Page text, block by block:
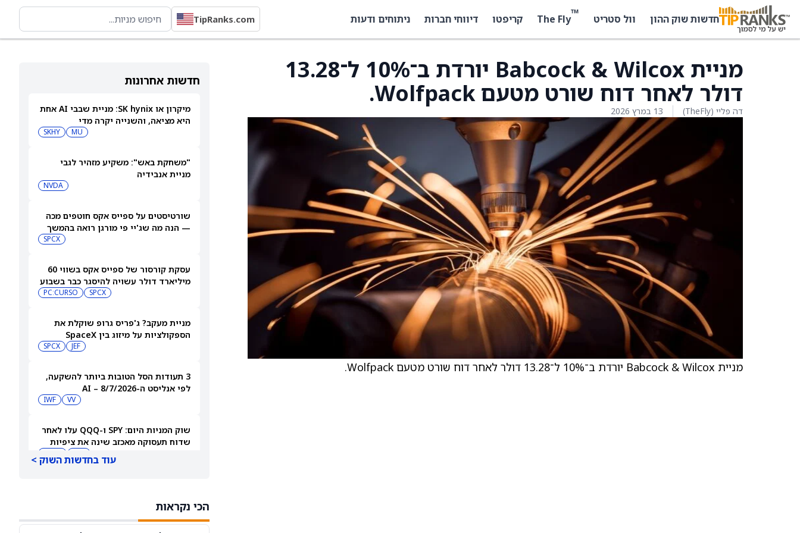
חדשות שוק ההון וול סטריט ™
The Fly קריפטו דיווחי חברות ניתוחים ודעות TipRanks.com
חדשות אחרונות
מיקרון או SK hynix: מניית שבבי AI אחת
היא מציאה, והשנייה יקרה מדי
MU
SKHY
"משחקת באש": משקיע מזהיר לגבי
מניית אנבידיה
NVDA
שורטיסטים על ספייס אקס חוטפים מכה
— הנה מה שג'יי פי מורגן רואה בהמשך
SPCX
עסקת קורסור של ספייס אקס בשווי 60
מיליארד דולר עשויה להיסגר כבר בשבוע
SPCX
PC:CURSO
מניית מעקב? ג'פריס גרופ שוקלת את
הספקולציות על מיזוג בין SpaceX
JEF
SPCX
3 תעודות הסל הטובות ביותר להשקעה,
לפי אנליסט ה-AI – 8/7/2026
VV
IWF
שוק המניות היום: SPY ו-QQQ עלו לאחר
שדוח תעסוקה מאכזב שינה את ציפיות
עוד בחדשות השוק >
הכי נקראות
מניית Babcock & Wilcox יורדת ב־10% ל־13.28
דולר לאחר דוח שורט מטעם Wolfpack.
דה פליי (TheFly) 13 במרץ 2026
מניית Babcock & Wilcox יורדת ב־10% ל־13.28 דולר לאחר דוח שורט מטעם Wolfpack.